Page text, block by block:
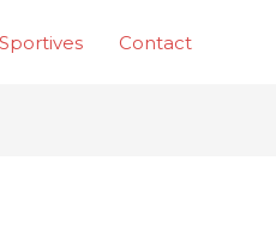
Contact